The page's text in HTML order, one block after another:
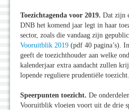
Toezichtagenda voor 2019. Dat zijn
DNB het komend jaar legt in haar
sector, zoals die vandaag zijn
Vooruitblik 2019 (pdf 40 pagina’s).
geeft de toezichthouder aan welke
kalenderjaar extra aandacht zullen
lopende reguliere prudentiële toezicht.
Speerpunten toezicht. De
Vooruitblik vloeien voort uit de drie